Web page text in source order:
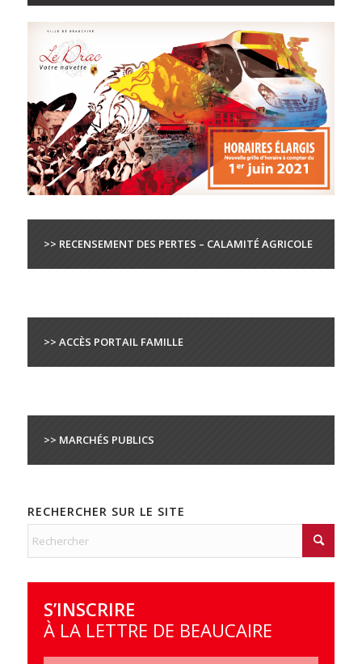
>> RECENSEMENT DES PERTES – CALAMITÉ AGRICOLE
>> ACCÈS PORTAIL FAMILLE
>> MARCHÉS PUBLICS
RECHERCHER SUR LE SITE
S’INSCRIRE
À LA LETTRE DE BEAUCAIRE